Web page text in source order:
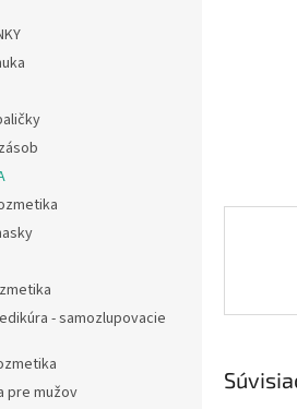
- samozlupovacie
pre mužov